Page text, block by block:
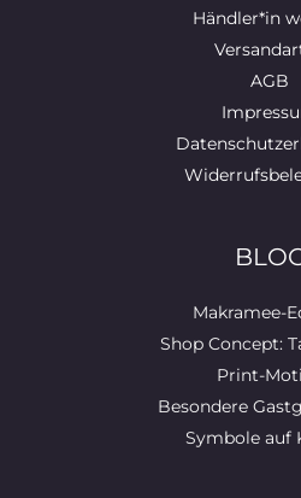
Händler*in
AGB
Makramee-
Shop Concept:
Print-
Besondere
Symbole auf